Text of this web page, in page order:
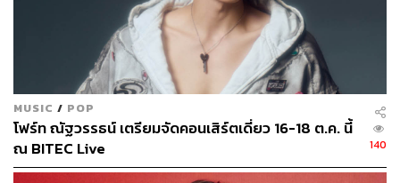
MUSIC / POP
โฟร์ท ณัฐวรรธน์ เตรียมจัดคอนเสิร์ตเดี่ยว 16-18 ต.ค. นี้
ณ BITEC Live
140